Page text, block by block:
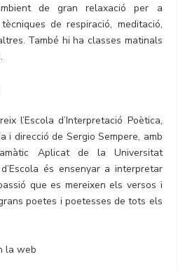
de gran relaxació per a
de respiració, meditació,
També hi ha classes matinals
l’Escola d’Interpretació Poètica,
i direcció de Sergio Sempere, amb
Aplicat de la Universitat
d’Escola és ensenyar a interpretar
que es mereixen els versos i
poetes i poetesses de tots els
la web